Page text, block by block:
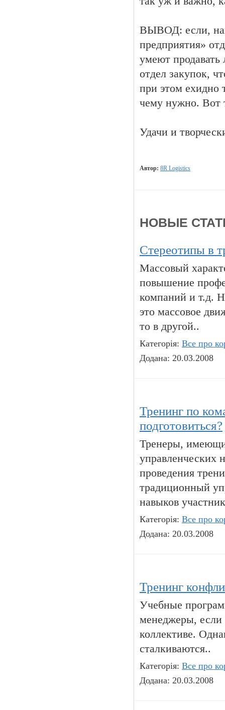
ВЫВОД: если,
предприятия»
умеют продавать
отдел закупок,
при этом ехидно
чему нужно. Вот
Удачи и
Автор: 8R Logistics
НОВЫЕ
Стереотипы в
Массовый
повышение
компаний и т.д.
это массовое
то в другой..
Категорія: Все про
Додана: 20.03.2008
Тренинг по
подготовиться?
Тренеры,
управленческих
проведения
традиционный
навыков
Категорія: Все про
Додана: 20.03.2008
Тренинг
Учебные
менеджеры,
коллективе.
сталкиваются..
Категорія: Все про
Додана: 20.03.2008